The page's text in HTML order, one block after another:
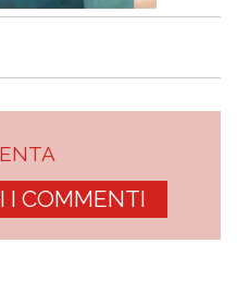
I COMMENTI